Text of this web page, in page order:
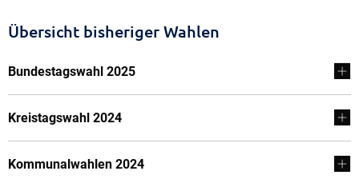
Übersicht bisheriger Wahlen
Bundestagswahl 2025
Kreistagswahl 2024
Kommunalwahlen 2024